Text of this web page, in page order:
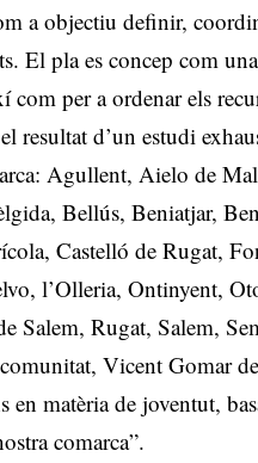
a objectiu definir,
El pla es concep com
com per a ordenar els
resultat d’un estudi
Agullent, Aielo de
Bellús, Beniatjar,
Castelló de Rugat,
l’Olleria, Ontinyent,
Salem, Rugat, Salem,
Vicent Gomar
en matèria de joventut,
comarca”.